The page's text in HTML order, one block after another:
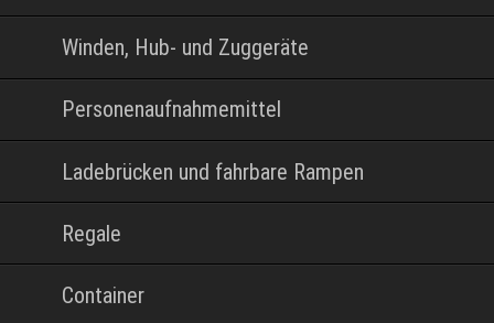
Winden, Hub- und Zuggeräte
Personenaufnahmemittel
Ladebrücken und fahrbare Rampen
Regale
Container